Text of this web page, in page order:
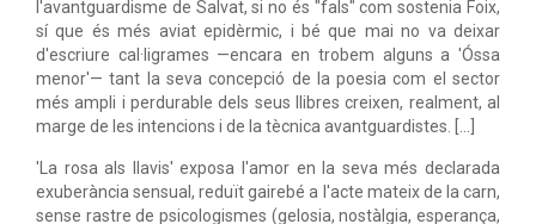
l'avantguardisme de Salvat, si no és "fals" com sostenia Foix,
sí que és més aviat epidèrmic, i bé que mai no va deixar
d'escriure cal·ligrames —encara en trobem alguns a 'Óssa
menor'— tant la seva concepció de la poesia com el sector
més ampli i perdurable dels seus llibres creixen, realment, al
marge de les intencions i de la tècnica avantguardistes. [...]
'La rosa als llavis' exposa l'amor en la seva més declarada
exuberància sensual, reduït gairebé a l'acte mateix de la carn,
sense rastre de psicologismes (gelosia, nostàlgia, esperança,